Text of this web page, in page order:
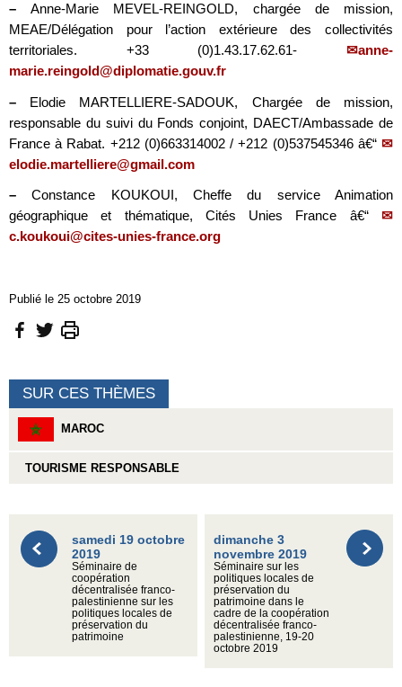
– Anne-Marie MEVEL-REINGOLD, chargée de mission,
MEAE/Délégation pour l’action extérieure des collectivités
territoriales. +33 (0)1.43.17.62.61-
anne-
marie.reingold@diplomatie.gouv.fr
– Elodie MARTELLIERE-SADOUK, Chargée de mission,
responsable du suivi du Fonds conjoint, DAECT/Ambassade de
France à Rabat. +212 (0)663314002 / +212 (0)537545346 â€“
elodie.martelliere@gmail.com
– Constance KOUKOUI, Cheffe du service Animation
géographique et thématique, Cités Unies France â€“
c.koukoui@cites-unies-france.org
Publié le 25 octobre 2019
SUR CES THÈMES
MAROC
TOURISME RESPONSABLE
samedi 19 octobre
2019
Séminaire de
coopération
décentralisée franco-
palestinienne sur les
politiques locales de
préservation du
patrimoine
dimanche 3
novembre 2019
Séminaire sur les
politiques locales de
préservation du
patrimoine dans le
cadre de la coopération
décentralisée franco-
palestinienne, 19-20
octobre 2019